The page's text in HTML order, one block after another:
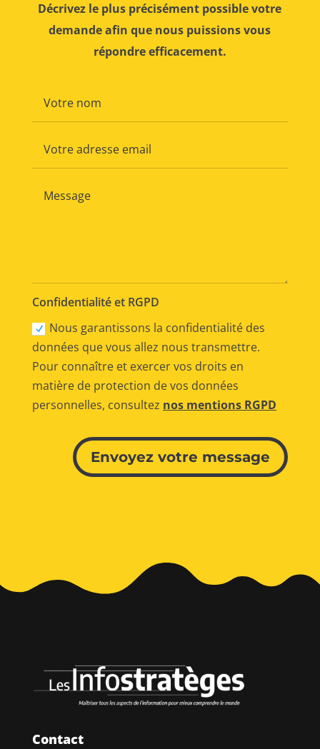
Décrivez le plus précisément possible votre
demande afin que nous puissions vous
répondre efficacement.
Confidentialité et RGPD
Nous garantissons la confidentialité des
données que vous allez nous transmettre.
Pour connaître et exercer vos droits en
matière de protection de vos données
personnelles, consultez nos mentions RGPD
Envoyez votre message
Contact